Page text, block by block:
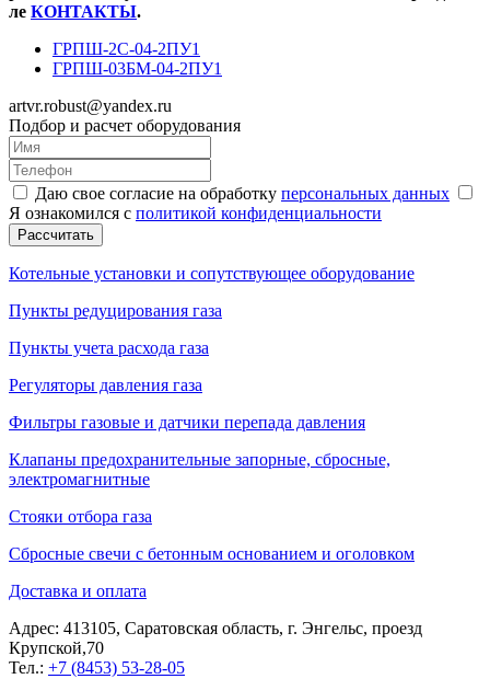
ле КОН­ТАК­ТЫ.
ГРПШ-2С-04-2ПУ1
ГРПШ-03БМ-04-2ПУ1
artvr.robust@yandex.ru
Подбор и расчет оборудования
Даю свое согласие на обработку персональных данных
Я ознакомился с политикой конфиденциальности
Рассчитать
Котельные установки и сопутствующее оборудование
Пункты редуцирования газа
Пункты учета расхода газа
Регуляторы давления газа
Фильтры газовые и датчики перепада давления
Клапаны предохранительные запорные, сбросные,
электромагнитные
Стояки отбора газа
Сбросные свечи с бетонным основанием и оголовком
Доставка и оплата
Адрес: 413105, Саратовская область, г. Энгельс, проезд
Крупской,70
Тел.: +7 (8453) 53-28-05